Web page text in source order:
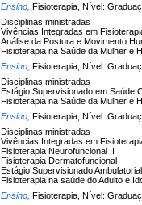
Ensino, Fisioterapia, Nível:
Disciplinas ministradas
Vivências Integradas em
Análise da Postura e Movimento
Fisioterapia na Saúde da Mulher e
Ensino, Fisioterapia, Nível:
Disciplinas ministradas
Estágio Supervisionado em Saúde
Fisioterapia na Saúde da Mulher e
Ensino, Fisioterapia, Nível:
Disciplinas ministradas
Vivências Integradas em
Fisioterapia Neurofuncional II
Fisioterapia Dermatofuncional
Estágio Supervisionado Ambulatorial
Fisioterapia na saúde do Adulto e
Ensino, Fisioterapia, Nível: